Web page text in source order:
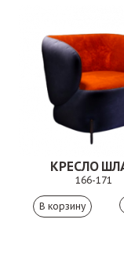
КРЕСЛО
166-171